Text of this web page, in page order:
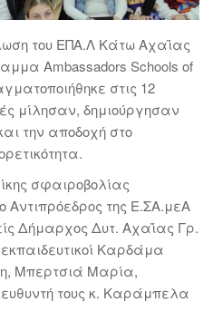
του ΕΠΑ.Λ Κάτω Αχαΐας
Ambassadors Schools of
στις 12
μίλησαν, δημιούργησαν
την αποδοχή στο
σφαιροβολίας
Αντιπρόεδρος της Ε.ΣΑ.μεΑ
Δήμαρχος Δυτ. Αχαΐας Γρ.
Καρδάμα
Μπερτσιά Μαρία,
τους κ. Καράμπελα